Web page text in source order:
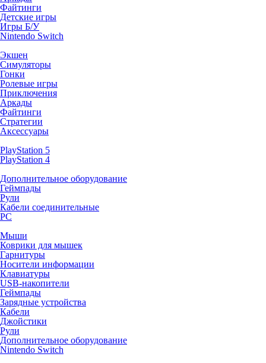
Файтинги
Детские игры
Игры Б/У
Nintendo Switch
Экшен
Симуляторы
Гонки
Ролевые игры
Приключения
Аркады
Файтинги
Стратегии
Аксессуары
PlayStation 5
PlayStation 4
Дополнительное оборудование
Геймпады
Рули
Кабели соединительные
PC
Мыши
Коврики для мышек
Гарнитуры
Носители информации
Клавиатуры
USB-накопители
Геймпады
Зарядные устройства
Кабели
Джойстики
Рули
Дополнительное оборудование
Nintendo Switch